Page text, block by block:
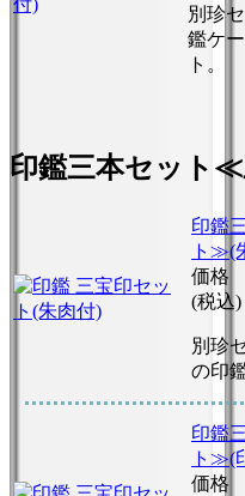
別珍
鑑ケ
ト。
印鑑三本セット
印鑑
ト≫(
価格
(税込)
別珍
の印
印鑑
ト≫(
価格